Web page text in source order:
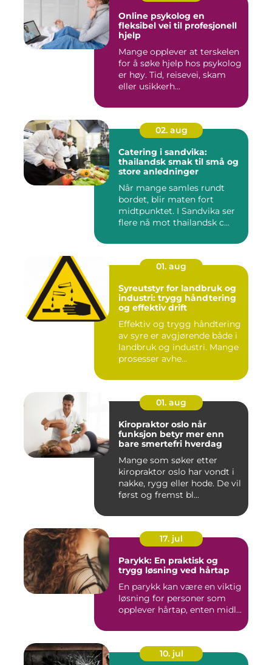
Online psykolog en
fleksibel vei til profesjonell
hjelp
Mange opplever at terskelen
for å søke hjelp hos psykolog
er høy. Tid, reisevei, skam
eller usikkerh...
02. aug
Catering i sandvika:
thailandsk smak til små og
store anledninger
Når mange samles rundt
bordet, blir maten fort
midtpunktet. I Sandvika ser
flere nå mot thailandsk c...
01. aug
Syreutstyr for landbruk og
industri: trygg håndtering
og effektiv drift
Effektiv og trygg håndtering
av syre er avgjørende både i
landbruk og industri. Mange
prosesser avhe...
01. aug
Kiropraktor oslo når
funksjon betyr mer enn
bare smertefri hverdag
Mange som søker etter
kiropraktor oslo har vondt i
nakke, rygg eller hode. De vil
først og fremst bl...
17. jul
Parykk: En praktisk og
trygg løsning ved hårtap
En parykk kan være en viktig
løsning for personer som
opplever hårtap, enten midl...
10. jul